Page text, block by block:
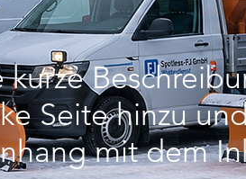
kurze
Seite hinzu
mit dem